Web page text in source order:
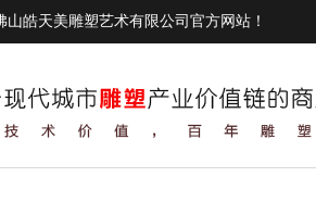
山皓天美雕塑艺术有限公司官方网站！